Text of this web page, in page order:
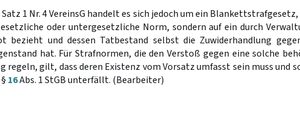
1 Nr. 4 VereinsG handelt es sich jedoch um ein Blankettstrafgesetz,
oder untergesetzliche Norm, sondern auf ein durch
bezieht und dessen Tatbestand selbst die Zuwiderhandlung
hat. Für Strafnormen, die den Verstoß gegen eine solche
regeln, gilt, dass deren Existenz vom Vorsatz umfasst sein muss und
16Abs. 1 StGB unterfällt. (Bearbeiter)